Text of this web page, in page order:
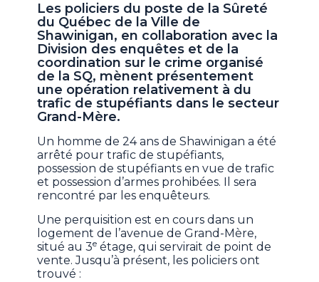
Les policiers du poste de la Sûreté
du Québec de la Ville de
Shawinigan, en collaboration avec la
Division des enquêtes et de la
coordination sur le crime organisé
de la SQ, mènent présentement
une opération relativement à du
trafic de stupéfiants dans le secteur
Grand-Mère.
Un homme de 24 ans de Shawinigan a été
arrêté pour trafic de stupéfiants,
possession de stupéfiants en vue de trafic
et possession d’armes prohibées. Il sera
rencontré par les enquêteurs.
Une perquisition est en cours dans un
logement de l’avenue de Grand-Mère,
situé au 3e étage, qui servirait de point de
vente. Jusqu’à présent, les policiers ont
trouvé :